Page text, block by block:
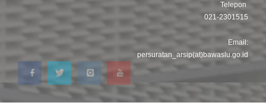
Telepon
021-2301515
Email:
persuratan_arsip(at)bawaslu.go.id